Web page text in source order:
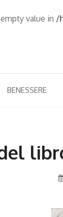
value in /
BENESSERE